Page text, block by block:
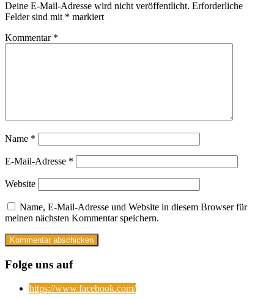
Deine E-Mail-Adresse wird nicht veröffentlicht. Erforderliche
Felder sind mit * markiert
Kommentar *
Name *
E-Mail-Adresse *
Website
Name, E-Mail-Adresse und Website in diesem Browser für
meinen nächsten Kommentar speichern.
Folge uns auf
https://www.facebook.com/